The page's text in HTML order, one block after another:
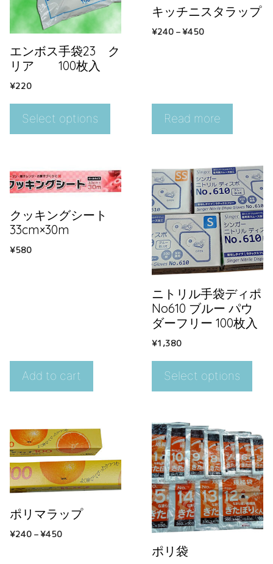
エンボス手袋23 ク
リア 100枚入
¥220
Select options
キッチニスタラップ
¥240 –¥450
Read more
クッキングシート
33cm×30m
¥580
Add to cart
ニトリル手袋ディポ
No610 ブルー パウ
ダーフリー 100枚入
¥1,380
Select options
ポリマラップ
¥240 –¥450
ポリ袋